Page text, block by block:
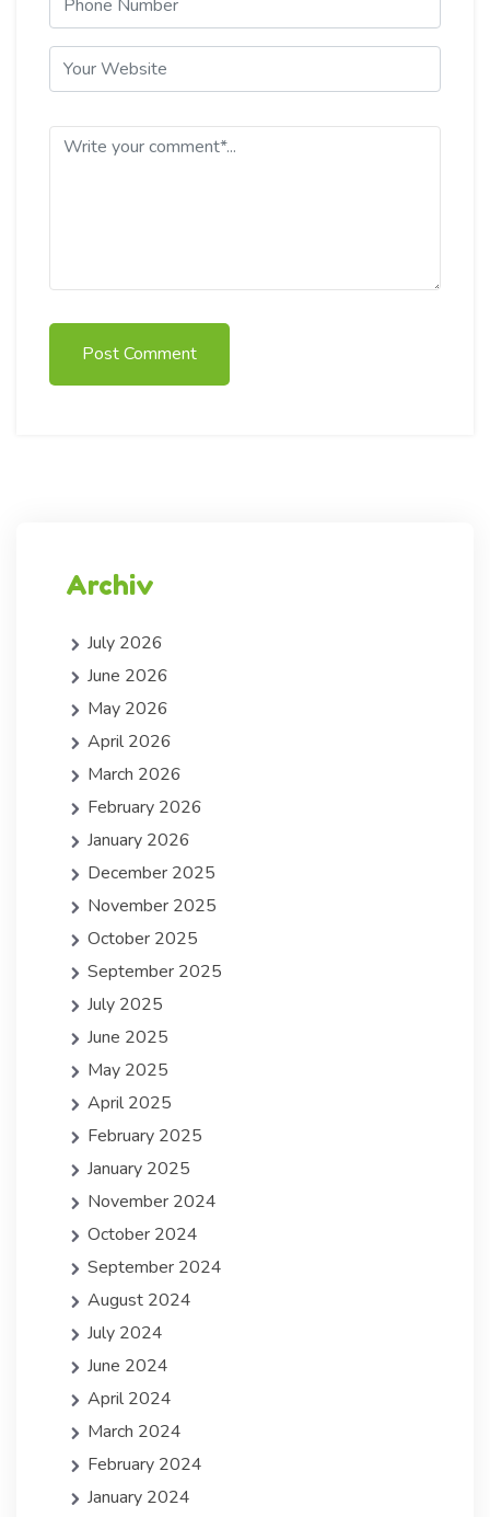
Post Comment
Archiv
July 2026
June 2026
May 2026
April 2026
March 2026
February 2026
January 2026
December 2025
November 2025
October 2025
September 2025
July 2025
June 2025
May 2025
April 2025
February 2025
January 2025
November 2024
October 2024
September 2024
August 2024
July 2024
June 2024
April 2024
March 2024
February 2024
January 2024